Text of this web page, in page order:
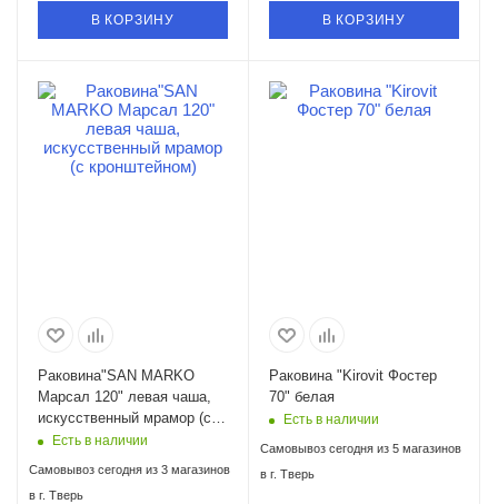
В КОРЗИНУ В КОРЗИНУ
Раковина"SAN MARKO
Марсал 120" левая чаша,
искусственный мрамор (с
кронштейном)
Есть в наличии
Самовывоз сегодня из 3 магазинов
в г. Тверь
Раковина "Kirovit Фостер
70" белая
Есть в наличии
Самовывоз сегодня из 5 магазинов
в г. Тверь